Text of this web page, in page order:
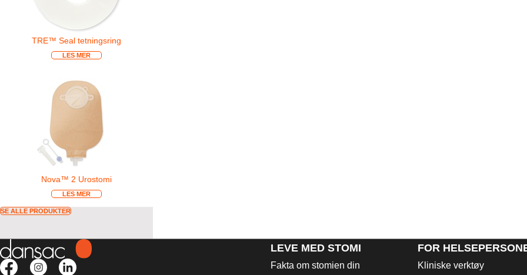
TRE™ Seal tetningsring
LES MER
Nova™ 2 Urostomi
LES MER
SE ALLE PRODUKTER
LEVE MED STOMI
Fakta om stomien din
FOR
Kliniske verktøy